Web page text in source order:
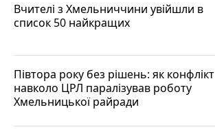
Вчителі з Хмельниччини увійшли в
список 50 найкращих
Півтора року без рішень: як конфлікт
навколо ЦРЛ паралізував роботу
Хмельницької райради